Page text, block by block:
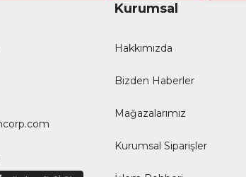
Kurumsal
Hakkımızda
Bizden Haberler
Mağazalarımız
Kurumsal Siparişler